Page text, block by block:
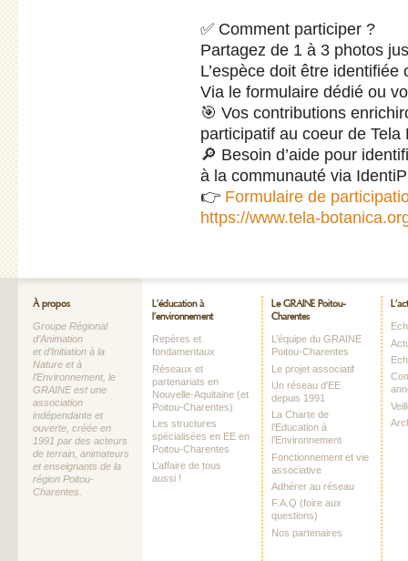
✅ Comment participer ?
Partagez de 1 à 3 photos
L’espèce doit être identifiée
Via le formulaire dédié ou
🎯 Vos contributions
participatif au coeur de Tela
🔎 Besoin d’aide pour
à la communauté via
👉 Formulaire de
https://www.tela-
À propos
Groupe Régional
d’Animation
et d’Initiation à la
Nature et à
l’Environnement, le
GRAINE est une
association
indépendante et
ouverte, créée en
1991 par des acteurs
de terrain, animateurs
et enseignants de la
région Poitou-
Charentes.
L’éducation à
l’environnement
Repères et
fondamentaux
Réseaux et
partenariats en
Nouvelle-Aquitaine (et
Poitou-Charentes)
Les structures
spécialisées en EE en
Poitou-Charentes
L’affaire de tous
aussi !
Le GRAINE Poitou-
Charentes
L’équipe du GRAINE
Poitou-Charentes
Le projet associatif
Un réseau d’EE
depuis 1991
La Charte de
l’Education à
l’Environnement
Fonctionnement et vie
associative
Adhérer au réseau
F.A.Q (foire aux
questions)
Nos partenaires